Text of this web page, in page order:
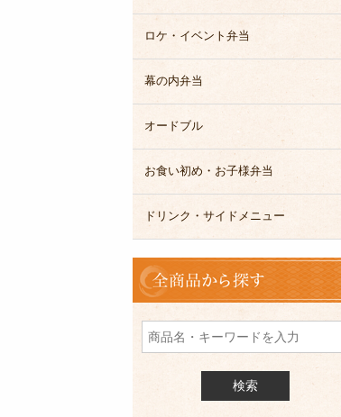
か
選
ぶ
ロケ・イベント弁当
幕の内弁当
オードブル
お食い初め・お子様弁当
ドリンク・サイドメニュー
全
商
品
を